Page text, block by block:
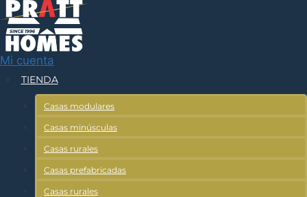
al
contenido
Mi cuenta
TIENDA
Casas modulares
Casas minúsculas
Casas rurales
Casas prefabricadas
Casas rurales